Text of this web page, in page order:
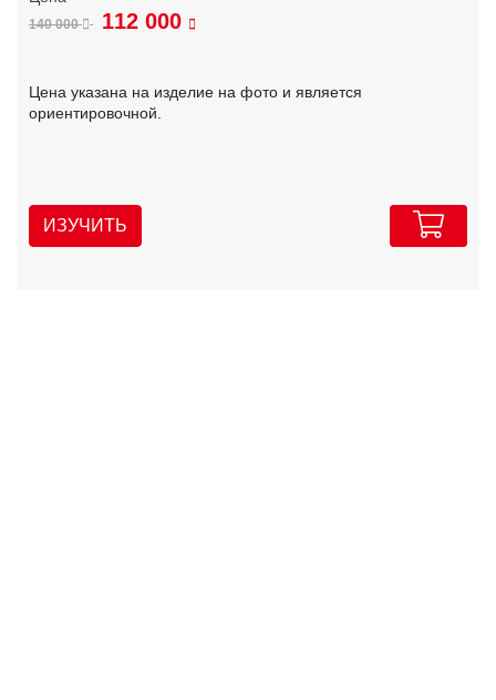
140 000 112 000
Цена указана на изделие на фото и является
ориентировочной.
ИЗУЧИТЬ